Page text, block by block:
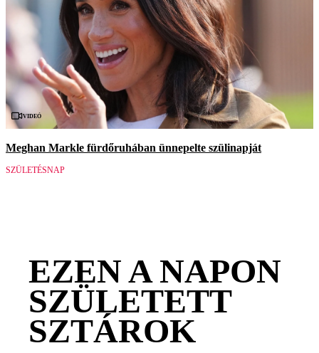
Videó
Meghan Markle fürdőruhában ünnepelte szülinapját
SZÜLETÉSNAP
EZEN A NAPON
SZÜLETETT
SZTÁROK